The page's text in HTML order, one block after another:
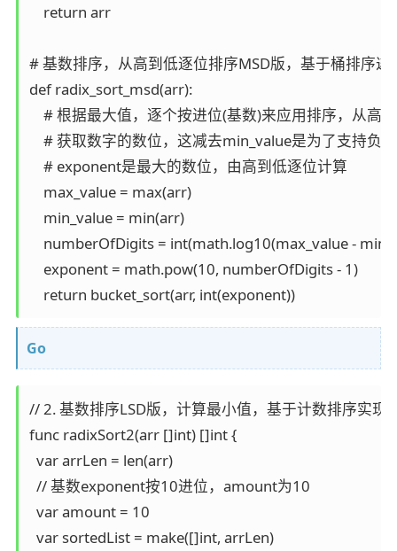
    return arr
# 基数排序，从高到低逐位排序MSD版，基于桶排序递
def radix_sort_msd(arr):
# 根据最大值，逐个按进位(基数)来应用排序，从高
    # 获取数字的数位，这减去min_value是为了支持负数
    # exponent是最大的数位，由高到低逐位计算
    max_value = max(arr)
    min_value = min(arr)
numberOfDigits = int(math.log10(max_value -
    exponent = math.pow(10, numberOfDigits - 1)
    return bucket_sort(arr, int(exponent))
Go
// 2. 基数排序LSD版，计算最小值，基于计数排序实现
func radixSort2(arr []int) []int {
  var arrLen = len(arr)
  // 基数exponent按10进位，amount为10
  var amount = 10
  var sortedList = make([]int, arrLen)